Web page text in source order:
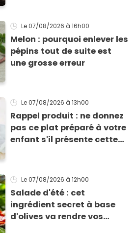
Le 07/08/2026 à 16h00
Melon : pourquoi enlever les
pépins tout de suite est
une grosse erreur
Le 07/08/2026 à 13h00
Rappel produit : ne donnez
pas ce plat préparé à votre
enfant s'il présente cette
Le 07/08/2026 à 12h00
Salade d'été : cet
ingrédient secret à base
d'olives va rendre vos